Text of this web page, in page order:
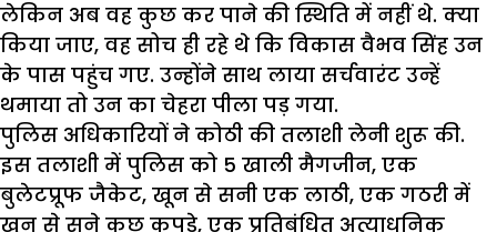
लेकिन अब वह कुछ कर पाने की स्थिति में नहीं थे. क्या
किया जाए, वह सोच ही रहे थे कि विकास वैभव सिंह उन
के पास पहुंच गए. उन्होंने साथ लाया सर्चवारंट उन्हें
थमाया तो उन का चेहरा पीला पड़ गया.
पुलिस अधिकारियों ने कोठी की तलाशी लेनी शुरू की.
इस तलाशी में पुलिस को 5 खाली मैगजीन, एक
बुलेटप्रूफ जैकेट, खून से सनी एक लाठी, एक गठरी में
खून से सने कुछ कपड़े, एक प्रतिबंधित अत्याधुनिक